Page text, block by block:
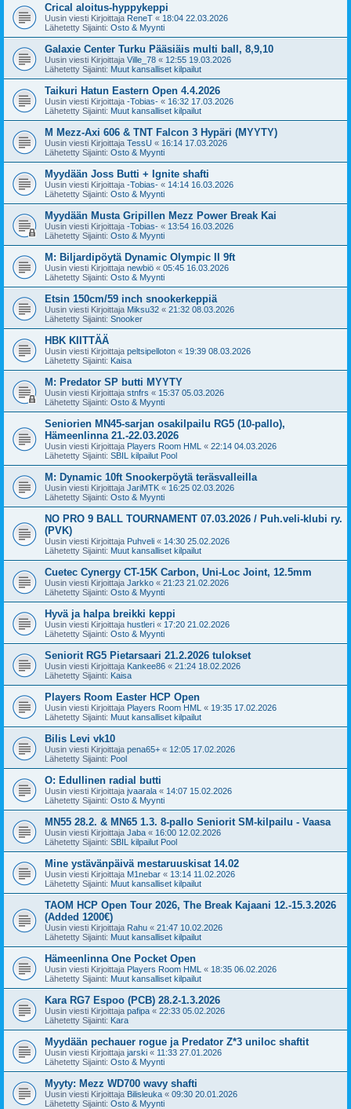
Crical aloitus-hyppykeppi
Uusin viesti Kirjoittaja ReneT « 18:04 22.03.2026
Lähetetty Sijainti: Osto & Myynti
Galaxie Center Turku Pääsiäis multi ball, 8,9,10
Uusin viesti Kirjoittaja Ville_78 « 12:55 19.03.2026
Lähetetty Sijainti: Muut kansalliset kilpailut
Taikuri Hatun Eastern Open 4.4.2026
Uusin viesti Kirjoittaja -Tobias- « 16:32 17.03.2026
Lähetetty Sijainti: Muut kansalliset kilpailut
M Mezz-Axi 606 & TNT Falcon 3 Hypäri (MYYTY)
Uusin viesti Kirjoittaja TessU « 16:14 17.03.2026
Lähetetty Sijainti: Osto & Myynti
Myydään Joss Butti + Ignite shafti
Uusin viesti Kirjoittaja -Tobias- « 14:14 16.03.2026
Lähetetty Sijainti: Osto & Myynti
Myydään Musta Gripillen Mezz Power Break Kai
Uusin viesti Kirjoittaja -Tobias- « 13:54 16.03.2026
Lähetetty Sijainti: Osto & Myynti
M: Biljardipöytä Dynamic Olympic II 9ft
Uusin viesti Kirjoittaja newbiö « 05:45 16.03.2026
Lähetetty Sijainti: Osto & Myynti
Etsin 150cm/59 inch snookerkeppiä
Uusin viesti Kirjoittaja Miksu32 « 21:32 08.03.2026
Lähetetty Sijainti: Snooker
HBK KIITTÄÄ
Uusin viesti Kirjoittaja peltsipelloton « 19:39 08.03.2026
Lähetetty Sijainti: Kaisa
M: Predator SP butti MYYTY
Uusin viesti Kirjoittaja stnfrs « 15:37 05.03.2026
Lähetetty Sijainti: Osto & Myynti
Seniorien MN45-sarjan osakilpailu RG5 (10-pallo),
Hämeenlinna 21.-22.03.2026
Uusin viesti Kirjoittaja Players Room HML « 22:14 04.03.2026
Lähetetty Sijainti: SBIL kilpailut Pool
M: Dynamic 10ft Snookerpöytä teräsvalleilla
Uusin viesti Kirjoittaja JariMTK « 16:25 02.03.2026
Lähetetty Sijainti: Osto & Myynti
NO PRO 9 BALL TOURNAMENT 07.03.2026 / Puh.veli-klubi ry.
(PVK)
Uusin viesti Kirjoittaja Puhveli « 14:30 25.02.2026
Lähetetty Sijainti: Muut kansalliset kilpailut
Cuetec Cynergy CT-15K Carbon, Uni-Loc Joint, 12.5mm
Uusin viesti Kirjoittaja Jarkko « 21:23 21.02.2026
Lähetetty Sijainti: Osto & Myynti
Hyvä ja halpa breikki keppi
Uusin viesti Kirjoittaja hustleri « 17:20 21.02.2026
Lähetetty Sijainti: Osto & Myynti
Seniorit RG5 Pietarsaari 21.2.2026 tulokset
Uusin viesti Kirjoittaja Kankee86 « 21:24 18.02.2026
Lähetetty Sijainti: Kaisa
Players Room Easter HCP Open
Uusin viesti Kirjoittaja Players Room HML « 19:35 17.02.2026
Lähetetty Sijainti: Muut kansalliset kilpailut
Bilis Levi vk10
Uusin viesti Kirjoittaja pena65+ « 12:05 17.02.2026
Lähetetty Sijainti: Pool
O: Edullinen radial butti
Uusin viesti Kirjoittaja jvaarala « 14:07 15.02.2026
Lähetetty Sijainti: Osto & Myynti
MN55 28.2. & MN65 1.3. 8-pallo Seniorit SM-kilpailu - Vaasa
Uusin viesti Kirjoittaja Jaba « 16:00 12.02.2026
Lähetetty Sijainti: SBIL kilpailut Pool
Mine ystävänpäivä mestaruuskisat 14.02
Uusin viesti Kirjoittaja M1nebar « 13:14 11.02.2026
Lähetetty Sijainti: Muut kansalliset kilpailut
TAOM HCP Open Tour 2026, The Break Kajaani 12.-15.3.2026
(Added 1200€)
Uusin viesti Kirjoittaja Rahu « 21:47 10.02.2026
Lähetetty Sijainti: Muut kansalliset kilpailut
Hämeenlinna One Pocket Open
Uusin viesti Kirjoittaja Players Room HML « 18:35 06.02.2026
Lähetetty Sijainti: Muut kansalliset kilpailut
Kara RG7 Espoo (PCB) 28.2-1.3.2026
Uusin viesti Kirjoittaja pafipa « 22:33 05.02.2026
Lähetetty Sijainti: Kara
Myydään pechauer rogue ja Predator Z*3 uniloc shaftit
Uusin viesti Kirjoittaja jarski « 11:33 27.01.2026
Lähetetty Sijainti: Osto & Myynti
Myyty: Mezz WD700 wavy shafti
Uusin viesti Kirjoittaja Bilisleuka « 09:30 20.01.2026
Lähetetty Sijainti: Osto & Myynti